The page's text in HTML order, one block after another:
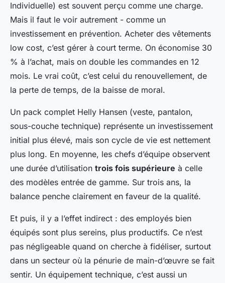
Individuelle) est souvent perçu comme une charge.
Mais il faut le voir autrement - comme un
investissement en prévention. Acheter des vêtements
low cost, c’est gérer à court terme. On économise 30
% à l’achat, mais on double les commandes en 12
mois. Le vrai coût, c’est celui du renouvellement, de
la perte de temps, de la baisse de moral.
Un pack complet Helly Hansen (veste, pantalon,
sous-couche technique) représente un investissement
initial plus élevé, mais son cycle de vie est nettement
plus long. En moyenne, les chefs d’équipe observent
une durée d’utilisation trois fois supérieure à celle
des modèles entrée de gamme. Sur trois ans, la
balance penche clairement en faveur de la qualité.
Et puis, il y a l’effet indirect : des employés bien
équipés sont plus sereins, plus productifs. Ce n’est
pas négligeable quand on cherche à fidéliser, surtout
dans un secteur où la pénurie de main-d’œuvre se fait
sentir. Un équipement technique, c’est aussi un